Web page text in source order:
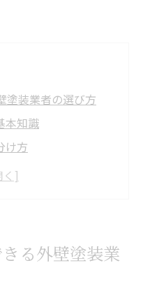
塗装業者の選び方
本知識
け方
解する
ないためのポイント
とは
る外壁塗装業